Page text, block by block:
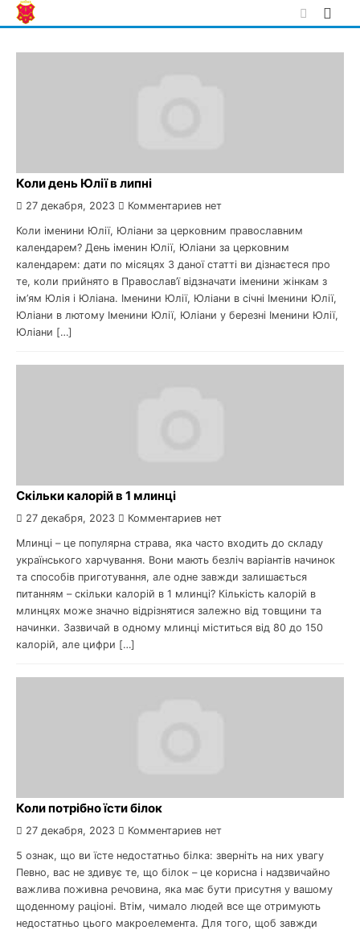
Skip
to
Коли день Юлії в липні
27 декабря, 2023 Комментариев нет
Коли іменини Юлії, Юліани за церковним православним
календарем? День іменин Юлії, Юліани за церковним
календарем: дати по місяцях З даної статті ви дізнаєтеся про
те, коли прийнято в Православ’ї відзначати іменини жінкам з
ім’ям Юлія і Юліана. Іменини Юлії, Юліани в січні Іменини Юлії,
Юліани в лютому Іменини Юлії, Юліани у березні Іменини Юлії,
Юліани […]
Скільки калорій в 1 млинці
27 декабря, 2023 Комментариев нет
Млинці – це популярна страва, яка часто входить до складу
українського харчування. Вони мають безліч варіантів начинок
та способів приготування, але одне завжди залишається
питанням – скільки калорій в 1 млинці? Кількість калорій в
млинцях може значно відрізнятися залежно від товщини та
начинки. Зазвичай в одному млинці міститься від 80 до 150
калорій, але цифри […]
Коли потрібно їсти білок
27 декабря, 2023 Комментариев нет
5 ознак, що ви їсте недостатньо білка: зверніть на них увагу
Певно, вас не здивує те, що білок – це корисна і надзвичайно
важлива поживна речовина, яка має бути присутня у вашому
щоденному раціоні. Втім, чимало людей все ще отримують
недостатньо цього макроелемента. Для того, щоб завжди